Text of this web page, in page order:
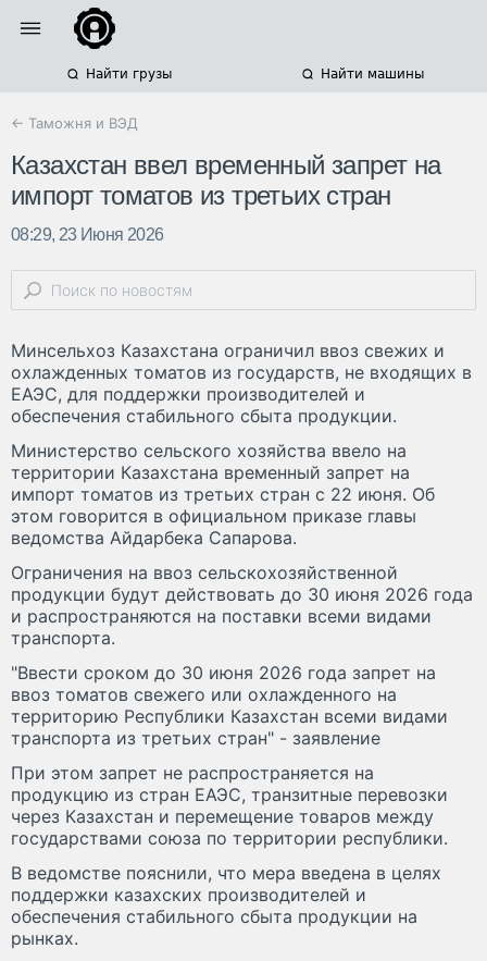
Найти грузы Найти машины
← Таможня и ВЭД
Казахстан ввел временный запрет на
импорт томатов из третьих стран
08:29, 23 Июня 2026
Минсельхоз Казахстана ограничил ввоз свежих и
охлажденных томатов из государств, не входящих в
ЕАЭС, для поддержки производителей и
обеспечения стабильного сбыта продукции.
Министерство сельского хозяйства ввело на
территории Казахстана временный запрет на
импорт томатов из третьих стран с 22 июня. Об
этом говорится в официальном приказе главы
ведомства Айдарбека Сапарова.
Ограничения на ввоз сельскохозяйственной
продукции будут действовать до 30 июня 2026 года
и распространяются на поставки всеми видами
транспорта.
"Ввести сроком до 30 июня 2026 года запрет на
ввоз томатов свежего или охлажденного на
территорию Республики Казахстан всеми видами
транспорта из третьих стран" - заявление
При этом запрет не распространяется на
продукцию из стран ЕАЭС, транзитные перевозки
через Казахстан и перемещение товаров между
государствами союза по территории республики.
В ведомстве пояснили, что мера введена в целях
поддержки казахских производителей и
обеспечения стабильного сбыта продукции на
рынках.